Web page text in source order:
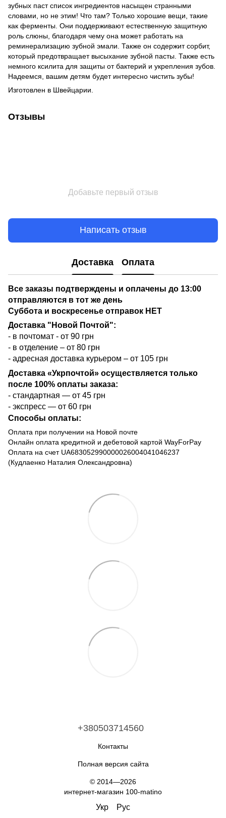
зубных паст список ингредиентов насыщен странными
словами, но не этим! Что там? Только хорошие вещи, такие
как ферменты. Они поддерживают естественную защитную
роль слюны, благодаря чему она может работать на
реминерализацию зубной эмали. Также он содержит сорбит,
который предотвращает высыхание зубной пасты. Также есть
немного ксилита для защиты от бактерий и укрепления зубов.
Надеемся, вашим детям будет интересно чистить зубы!
Изготовлен в Швейцарии.
Отзывы
Добавьте первый отзыв
Написать отзыв
Доставка Оплата
Все заказы подтверждены и оплачены до 13:00
отправляются в тот же день
Суббота и воскресенье отправок НЕТ
Доставка "Новой Почтой":
- в почтомат - от 90 грн
- в отделение – от 80 грн
- адресная доставка курьером – от 105 грн
Доставка «Укрпочтой» осуществляется только
после 100% оплаты заказа:
- стандартная — от 45 грн
- экспресс — от 60 грн
Способы оплаты:
Оплата при получении на Новой почте
Онлайн оплата кредитной и дебетовой картой WayForPay
Оплата на счет UA683052990000026004041046237
(Кудлаенко Наталия Олександровна)
+380503714560
Контакты
Полная версия сайта
© 2014—2026
интернет-магазин 100-matino
Укр Рус